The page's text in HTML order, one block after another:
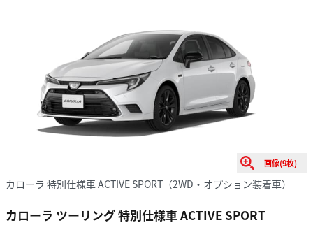
画像(9枚)
カローラ 特別仕様車 ACTIVE SPORT（2WD・オプション装着車）
カローラ ツーリング 特別仕様車 ACTIVE SPORT